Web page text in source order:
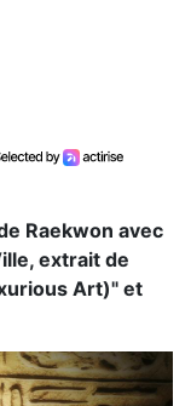
Raekwon avec
extrait de
Art)" et